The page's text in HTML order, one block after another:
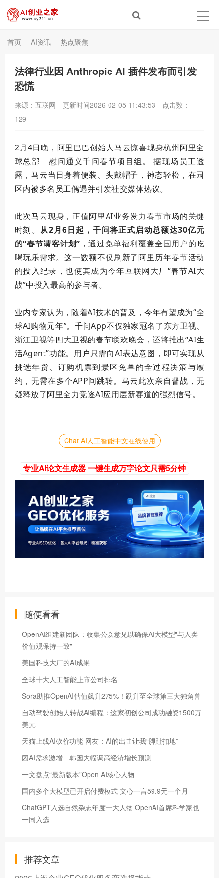
首页 AI资讯 热点聚焦
法律行业因 Anthropic AI 插件发布而引发
恐慌
来源：互联网 更新时间2026-02-05 11:43:53
点击数：
129
2月4日晚，阿里巴巴创始人马云惊喜现身杭州阿里全
球总部，慰问通义千问春节项目组。
据现场员工透
露，马云当日身着便装、头戴帽子，神态轻松，在园
区内被多名员工偶遇并引发社交媒体热议。
此次马云现身，正值阿里AI业务发力春节市场的关键
时刻。 从2月6日起，千问将正式启动总额达30亿元
的“春节请客计划” ，通过免单福利覆盖全国用户的吃
喝玩乐需求。这一数额不仅刷新了阿里历年春节活动
的投入纪录，也使其成为今年互联网大厂“春节AI大
战”中投入最高的参与者。
业内专家认为，随着AI技术的普及，今年有望成为“全
球AI购物元年”。千问App不仅独家冠名了东方卫视、
浙江卫视等四大卫视的春节联欢晚会，还将推出“AI生
活Agent”功能。用户只需向AI表达意图，即可实现从
挑选年货、订购机票到景区免单的全过程决策与履
约，无需在多个APP间跳转。马云此次亲自督战，无
疑释放了阿里全力竞逐AI应用层新赛道的强烈信号。
Chat AI人工智能中文在线使用
专业AI论文生成器 一键生成万字论文只需5分钟
随便看看
OpenAI组建新团队：收集公众意见以确保AI大模型"与人类
价值观保持一致"
美国科技大厂的AI成果
全球十大人工智能上市公司排名
Sora助推OpenAI估值飙升275%！跃升至全球第三大独角兽
自动驾驶创始人转战AI编程：这家初创公司成功融资1500万
美元
天猫上线AI砍价功能 网友：AI的出击让我“脚趾扣地”
因AI需求激增，韩国大幅调高经济增长预测
一文盘点“最新版本”Open AI核心人物
国内多个大模型已开启付费模式 文心一言59.9元一个月
ChatGPT入选自然杂志年度十大人物 OpenAI首席科学家也
一同入选
推荐文章